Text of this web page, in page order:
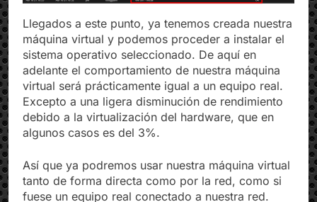
Llegados a este punto, ya tenemos creada nuestra
máquina virtual y podemos proceder a instalar el
sistema operativo seleccionado. De aquí en
adelante el comportamiento de nuestra máquina
virtual será prácticamente igual a un equipo real.
Excepto a una ligera disminución de rendimiento
debido a la virtualización del hardware, que en
Así que ya podremos usar nuestra máquina virtual
tanto de forma directa como por la red, como si